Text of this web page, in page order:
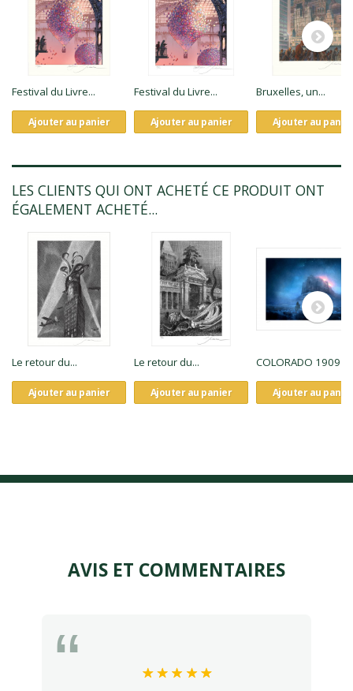
Festival du Livre...
Ajouter au panier
Festival du Livre...
Ajouter au panier
Bruxelles, un...
Ajouter au
LES CLIENTS QUI ONT ACHETÉ CE PRODUIT ONT
ÉGALEMENT ACHETÉ...
Le retour du...
Ajouter au panier
Le retour du...
Ajouter au panier
COLORADO 1909
Ajouter au
AVIS ET COMMENTAIRES